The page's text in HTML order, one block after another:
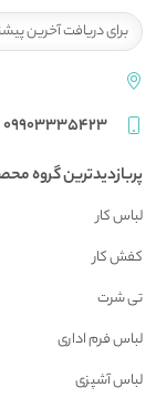
09903335423
پربازدیدترین گروه
لباس کار
کفش کار
تی شرت
لباس فرم اداری
لباس آشپزی